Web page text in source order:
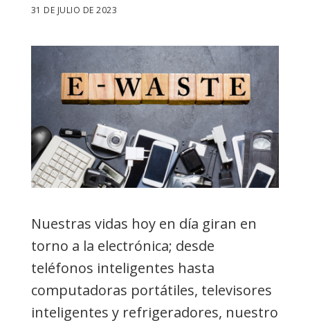
31 DE JULIO DE 2023
Nuestras vidas hoy en día giran en
torno a la electrónica; desde
teléfonos inteligentes hasta
computadoras portátiles, televisores
inteligentes y refrigeradores, nuestro